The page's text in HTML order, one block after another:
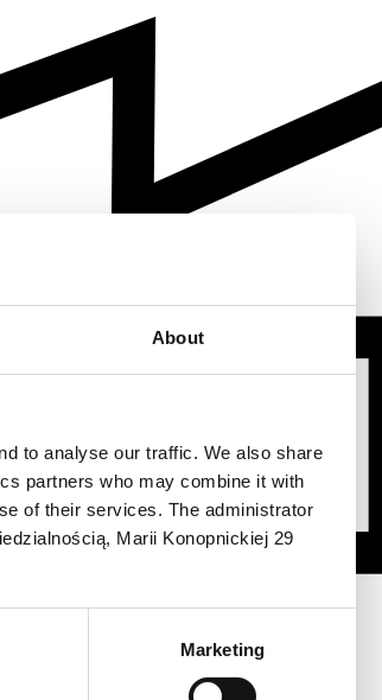
About
to analyse our traffic. We also share
partners who may combine it with
of their services. The administrator
Marii Konopnickiej 29
Marketing